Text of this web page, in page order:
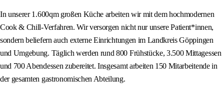
In unserer 1.600qm großen Küche arbeiten wir mit dem hochmodernen
Cook & Chill-Verfahren. Wir versorgen nicht nur unsere Patient*innen,
sondern beliefern auch externe Einrichtungen im Landkreis Göppingen
und Umgebung. Täglich werden rund 800 Frühstücke, 3.500 Mittagessen
und 700 Abendessen zubereitet. Insgesamt arbeiten 150 Mitarbeitende in
der gesamten gastronomischen Abteilung.